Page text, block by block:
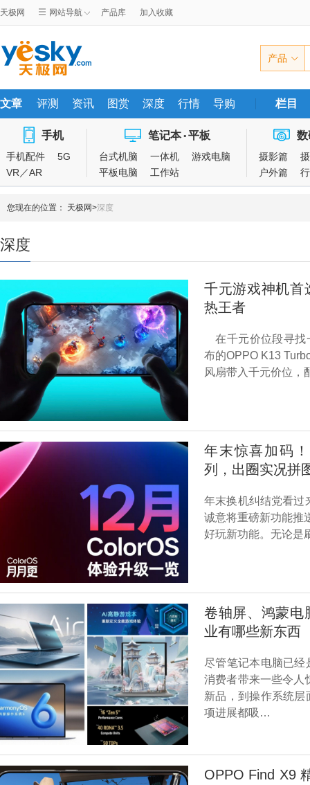
天极网 网站导航 产品库 加入收藏
产品
文章 评测 资讯 图赏 深度 行情 导购 栏目
手机
手机配件
5G
VR／AR
笔记本 • 平板
台式机脑 一体机
游戏电脑
平板电脑
工作站
数
摄影篇
户外篇
您现在的位置： 天极网>深度
深度
千元游戏神机首
热王者
在千元价位段寻找
布的OPPO K13
风扇带入千元价位
年末惊喜加码
列，出圈实况拼
年末换机纠结党看过
诚意将重磅新功能推
好玩新功能。无论是
卷轴屏、鸿蒙电
业有哪些新东西
尽管笔记本电脑已
消费者带来一些令人
新品，到操作系统
项进展都吸…
OPPO Find X9